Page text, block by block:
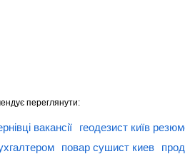
переглянути:
вакансії
геодезист київ
повар сушист киев